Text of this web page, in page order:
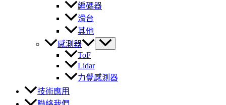
編碼器
滑台
其他
感測器
ToF
Lidar
力覺感測器
技術應用